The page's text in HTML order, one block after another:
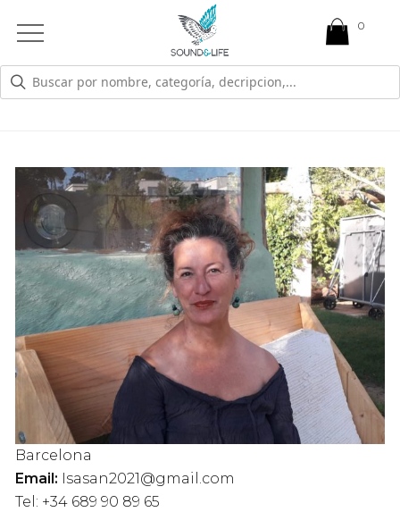
Open
Menu
ISABEL SÁNCHEZ SÁNCHEZ
Barcelona
Email: Isasan2021@gmail.com
Tel: +34 689 90 89 65
0